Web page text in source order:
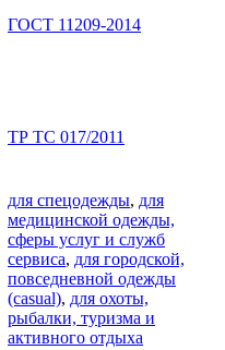
ГОСТ 11209-2014
ТР ТС 017/2011
для спецодежды, для
медицинской одежды,
сферы услуг и служб
сервиса, для городской,
повседневной одежды
(casual), для охоты,
рыбалки, туризма и
активного отдыха